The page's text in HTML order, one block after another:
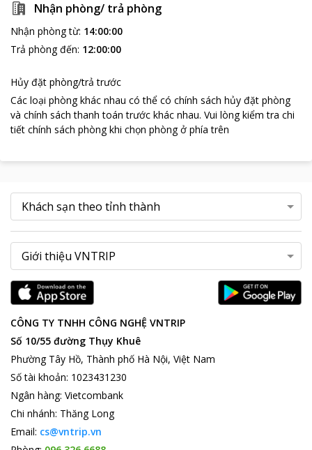
Nhận phòng/ trả phòng
Nhận phòng từ: 14:00:00
Trả phòng đến: 12:00:00
Hủy đặt phòng/trả trước
Các loại phòng khác nhau có thể có chính sách hủy đặt phòng
và chính sách thanh toán trước khác nhau. Vui lòng kiểm tra chi
tiết chính sách phòng khi chọn phòng ở phía trên
CÔNG TY TNHH CÔNG NGHỆ VNTRIP
Số 10/55 đường Thụy Khuê
Phường Tây Hồ, Thành phố Hà Nội, Việt Nam
Số tài khoản: 1023431230
Ngân hàng: Vietcombank
Chi nhánh: Thăng Long
Email: cs@vntrip.vn